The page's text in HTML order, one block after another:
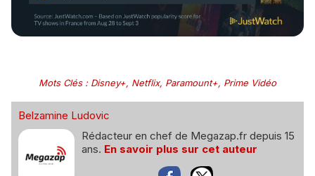
Mots Clés: Disney+, Netflix, Paramount+, Prime Vidéo
Belzamine Ludovic
Rédacteur en chef de Megazap.fr depuis 15
ans. En savoir plus sur cet auteur